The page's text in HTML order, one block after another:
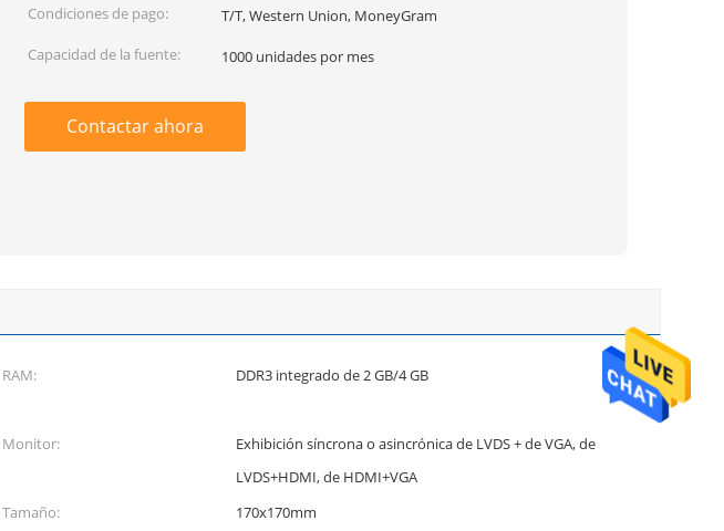
Condiciones de pago:
T/T, Western Union, MoneyGram
Capacidad de la fuente:
1000 unidades por mes
Contactar ahora
RAM: DDR3 integrado de 2 GB/4 GB
Monitor:
Exhibición síncrona o asincrónica de LVDS + de VGA, de
LVDS+HDMI, de HDMI+VGA
Tamaño:
170x170mm